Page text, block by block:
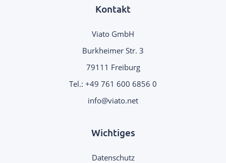
Kontakt
Viato GmbH
Burkheimer Str. 3
79111 Freiburg
Tel.: +49 761 600 6856 0
.
Wichtiges
Datenschutz